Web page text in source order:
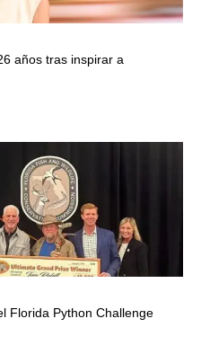
años tras inspirar a
Florida Python Challenge